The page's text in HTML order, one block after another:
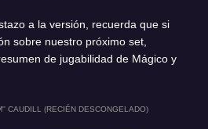
a la versión, recuerda que si
sobre nuestro próximo set,
de jugabilidad de Mágico y
CAUDILL (RECIÉN DESCONGELADO)